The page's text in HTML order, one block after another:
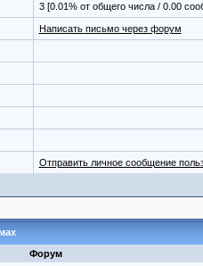
3 [0.01% от общего числа / 0.00
Написать письмо через форум
Отправить личное сообщение
Форум